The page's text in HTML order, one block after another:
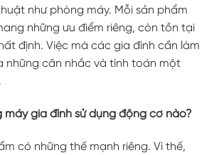
như phòng máy. Mỗi sản phẩm
những ưu điểm riêng, còn tồn tại
định. Việc mà các gia đình cần làm
những cân nhắc và tính toán một
máy gia đình sử dụng động cơ nào?
có những thế mạnh riêng. Vì thế,